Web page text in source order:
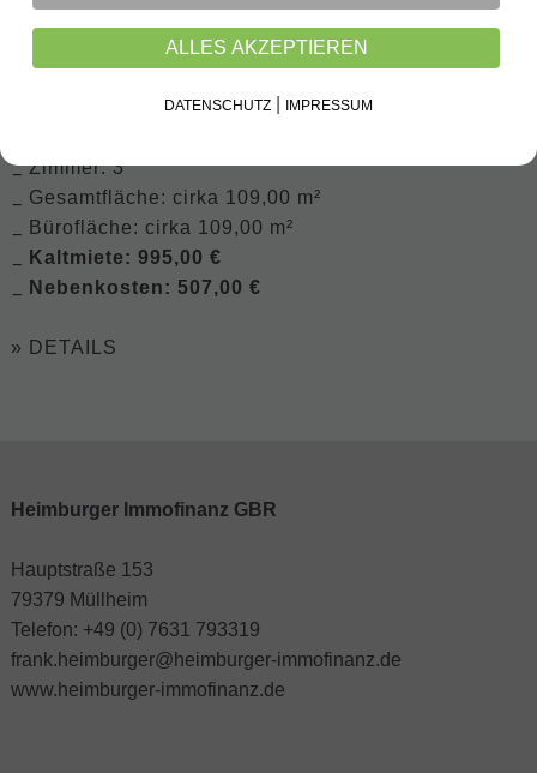
Zentrale Bürofläche in
Zimmer: 3
Gesamtfläche: cirka 109,00 m²
Bürofläche: cirka 109,00 m²
Kaltmiete: 995,00 €
Nebenkosten: 507,00 €
» DETAILS
Heimburger Immofinanz GBR
Hauptstraße 153
79379 Müllheim
Telefon: +49 (0) 7631 793319
frank.heimburger@heimburger-immofinanz.de
www.heimburger-immofinanz.de
ALLES AKZEPTIEREN
DATENSCHUTZ| IMPRESSUM